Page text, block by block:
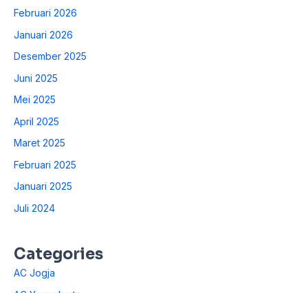
Februari 2026
Januari 2026
Desember 2025
Juni 2025
Mei 2025
April 2025
Maret 2025
Februari 2025
Januari 2025
Juli 2024
Categories
AC Jogja